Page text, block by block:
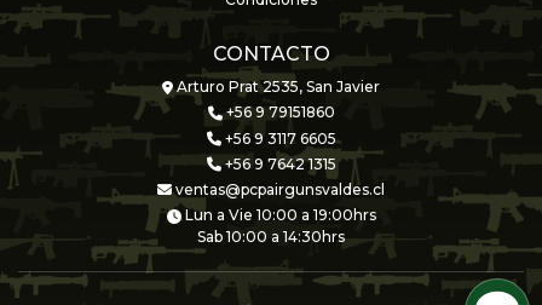
CONTACTO
Arturo Prat 2535, San Javier
+56 9 79151860
+56 9 3117 6605
+56 9 7642 1315
ventas@pcpairgunsvaldes.cl
Lun a Vie 10:00 a 19:00hrs
Sab 10:00 a 14:30hrs